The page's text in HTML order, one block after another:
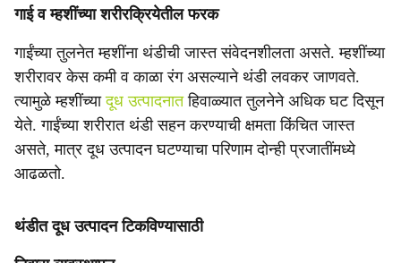
गाई व म्हशींच्या शरीरक्रियेतील फरक
गाईंच्या तुलनेत म्हशींना थंडीची जास्त संवेदनशीलता असते. म्हशींच्या
शरीरावर केस कमी व काळा रंग असल्याने थंडी लवकर जाणवते.
त्यामुळे म्हशींच्यादूध उत्पादनातहिवाळ्यात तुलनेने अधिक घट दिसून
येते. गाईंच्या शरीरात थंडी सहन करण्याची क्षमता किंचित जास्त
असते, मात्र दूध उत्पादन घटण्याचा परिणाम दोन्ही प्रजातींमध्ये
आढळतो.
थंडीत दूध उत्पादन टिकविण्यासाठी